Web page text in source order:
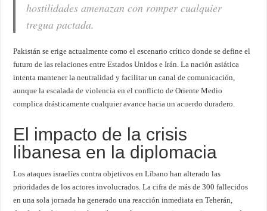
hostilidades amenazan con romper cualquier
tregua pactada.
Pakistán se erige actualmente como el escenario crítico donde se define el
futuro de las relaciones entre Estados Unidos e Irán. La nación asiática
intenta mantener la neutralidad y facilitar un canal de comunicación,
aunque la escalada de violencia en el conflicto de Oriente Medio
complica drásticamente cualquier avance hacia un acuerdo duradero.
El impacto de la crisis
libanesa en la diplomacia
Los ataques israelíes contra objetivos en Líbano han alterado las
prioridades de los actores involucrados. La cifra de más de 300 fallecidos
en una sola jornada ha generado una reacción inmediata en Teherán,